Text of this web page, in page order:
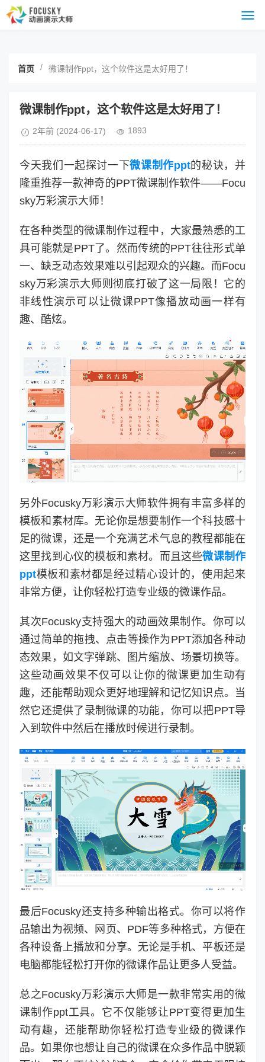
首页 / 微课制作ppt，这个软件这是太好用了！
微课制作ppt，这个软件这是太好用了！
2年前 (2024-06-17) 1893
今天我们一起探讨一下微课制作ppt的秘诀，并
隆重推荐一款神奇的PPT微课制作软件——Focu
sky万彩演示大师！
在各种类型的微课制作过程中，大家最熟悉的工
具可能就是PPT了。然而传统的PPT往往形式单
一、缺乏动态效果难以引起观众的兴趣。而Focu
sky万彩演示大师则彻底打破了这一局限！它的
非线性演示可以让微课PPT像播放动画一样有
趣、酷炫。
另外Focusky万彩演示大师软件拥有丰富多样的
模板和素材库。无论你是想要制作一个科技感十
足的微课，还是一个充满艺术气息的教程都能在
这里找到心仪的模板和素材。而且这些微课制作
ppt模板和素材都是经过精心设计的，使用起来
非常方便，让你轻松打造专业级的微课作品。
其次Focusky支持强大的动画效果制作。你可以
通过简单的拖拽、点击等操作为PPT添加各种动
态效果，如文字弹跳、图片缩放、场景切换等。
这些动画效果不仅可以让你的微课更加生动有
趣，还能帮助观众更好地理解和记忆知识点。当
然它还提供了录制微课的功能，你可以把PPT导
入到软件中然后在播放时候进行录制。
最后Focusky还支持多种输出格式。你可以将作
品输出为视频、网页、PDF等多种格式，方便在
各种设备上播放和分享。无论是手机、平板还是
电脑都能轻松打开你的微课作品让更多人受益。
总之Focusky万彩演示大师是一款非常实用的微
课制作ppt工具。它不仅能够让PPT变得更加生
动有趣，还能帮助你轻松打造专业级的微课作
品。如果你也想让自己的微课在众多作品中脱颖